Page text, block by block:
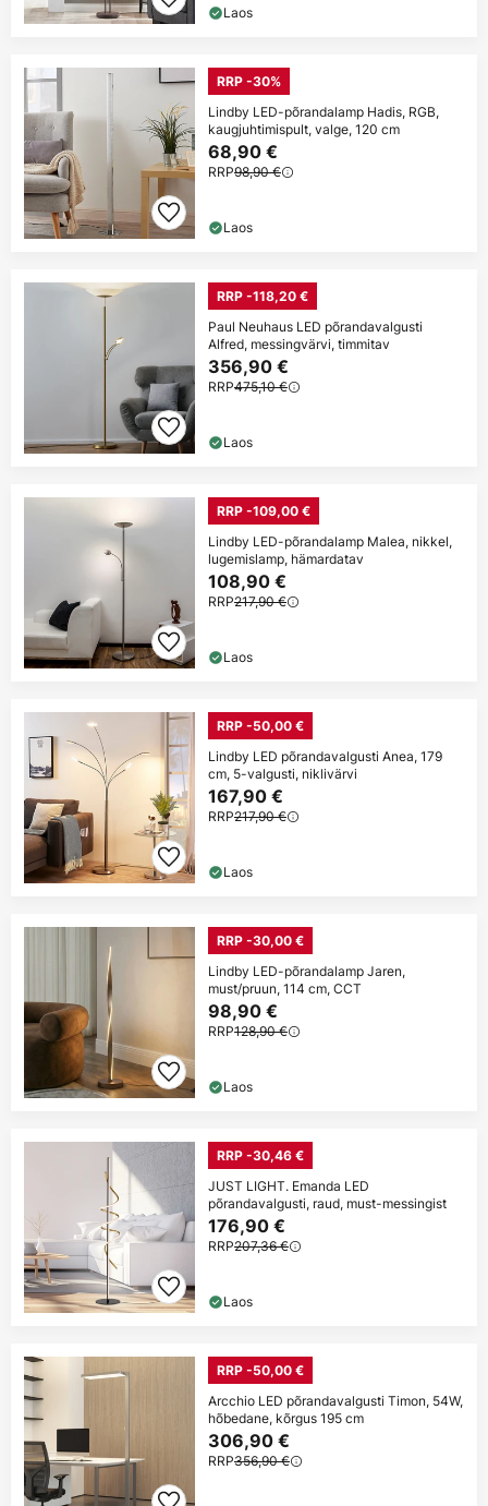
Laos
RRP -30%
Lindby LED-põrandalamp Hadis, RGB,
kaugjuhtimispult, valge, 120 cm
68,90 €
RRP98,90 €
Laos
RRP -118,20 €
Paul Neuhaus LED põrandavalgusti
Alfred, messingvärvi, timmitav
356,90 €
RRP475,10 €
Laos
RRP -109,00 €
Lindby LED-põrandalamp Malea, nikkel,
lugemislamp, hämardatav
108,90 €
RRP217,90 €
Laos
RRP -50,00 €
Lindby LED põrandavalgusti Anea, 179
cm, 5-valgusti, niklivärvi
167,90 €
RRP217,90 €
Laos
RRP -30,00 €
Lindby LED-põrandalamp Jaren,
must/pruun, 114 cm, CCT
98,90 €
RRP128,90 €
Laos
RRP -30,46 €
JUST LIGHT. Emanda LED
põrandavalgusti, raud, must-messingist
176,90 €
RRP207,36 €
Laos
RRP -50,00 €
Arcchio LED põrandavalgusti Timon, 54W,
hõbedane, kõrgus 195 cm
306,90 €
RRP356,90 €